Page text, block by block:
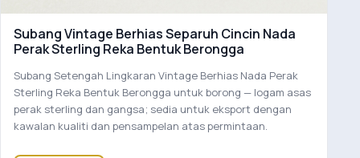
Subang Vintage Berhias Separuh Cincin Nada
Perak Sterling Reka Bentuk Berongga
Subang Setengah Lingkaran Vintage Berhias Nada Perak
Sterling Reka Bentuk Berongga untuk borong — logam asas
perak sterling dan gangsa; sedia untuk eksport dengan
kawalan kualiti dan pensampelan atas permintaan.